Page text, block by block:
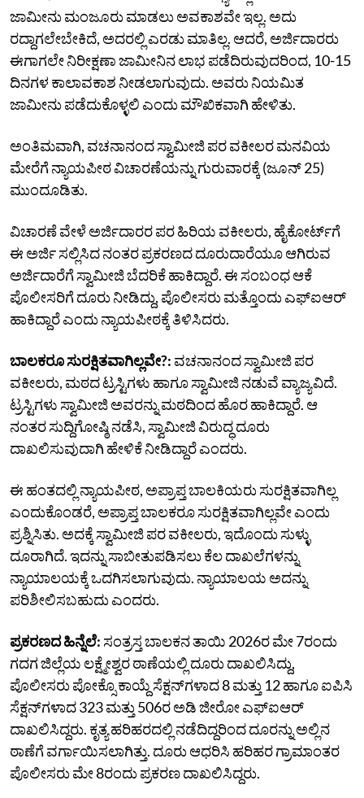
ಜಾಮೀನು ಮಂಜೂರು ಮಾಡಲು ಅವಕಾಶವೇ ಇಲ್ಲ. ಅದು
ರದ್ದಾಗಲೇಬೇಕಿದೆ, ಅದರಲ್ಲಿ ಎರಡು ಮಾತಿಲ್ಲ. ಆದರೆ, ಅರ್ಜಿದಾರರು
ಈಗಾಗಲೇ ನಿರೀಕ್ಷಣಾ ಜಾಮೀನಿನ ಲಾಭ ಪಡೆದಿರುವುದರಿಂದ, 10-15
ದಿನಗಳ ಕಾಲಾವಕಾಶ ನೀಡಲಾಗುವುದು. ಅವರು ನಿಯಮಿತ
ಜಾಮೀನು ಪಡೆದುಕೊಳ್ಳಲಿ ಎಂದು ಮೌಖಿಕವಾಗಿ ಹೇಳಿತು.
ಅಂತಿಮವಾಗಿ, ವಚನಾನಂದ ಸ್ವಾಮೀಜಿ ಪರ ವಕೀಲರ ಮನವಿಯ
ಮೇರೆಗೆ ನ್ಯಾಯಪೀಠ ವಿಚಾರಣೆಯನ್ನು ಗುರುವಾರಕ್ಕೆ (ಜೂನ್ 25)
ಮುಂದೂಡಿತು.
ವಿಚಾರಣೆ ವೇಳೆ ಅರ್ಜಿದಾರರ ಪರ ಹಿರಿಯ ವಕೀಲರು, ಹೈಕೋರ್ಟ್‌ಗೆ
ಈ ಅರ್ಜಿ ಸಲ್ಲಿಸಿದ ನಂತರ ಪ್ರಕರಣದ ದೂರುದಾರೆಯೂ ಆಗಿರುವ
ಅರ್ಜಿದಾರೆಗೆ ಸ್ವಾಮೀಜಿ ಬೆದರಿಕೆ ಹಾಕಿದ್ದಾರೆ. ಈ ಸಂಬಂಧ ಆಕೆ
ಪೊಲೀಸರಿಗೆ ದೂರು ನೀಡಿದ್ದು, ಪೊಲೀಸರು ಮತ್ತೊಂದು ಎಫ್‌ಐಆರ್
ಹಾಕಿದ್ದಾರೆ ಎಂದು ನ್ಯಾಯಪೀಠಕ್ಕೆ ತಿಳಿಸಿದರು.
ಬಾಲಕರೂ ಸುರಕ್ಷಿತವಾಗಿಲ್ಲವೇ?: ವಚನಾನಂದ ಸ್ವಾಮೀಜಿ ಪರ
ವಕೀಲರು, ಮಠದ ಟ್ರಸ್ಟಿಗಳು ಹಾಗೂ ಸ್ವಾಮೀಜಿ ನಡುವೆ ವ್ಯಾಜ್ಯವಿದೆ.
ಟ್ರಸ್ಟಿಗಳು ಸ್ವಾಮೀಜಿ ಅವರನ್ನು ಮಠದಿಂದ ಹೊರ ಹಾಕಿದ್ದಾರೆ. ಆ
ನಂತರ ಸುದ್ದಿಗೋಷ್ಠಿ ನಡೆಸಿ, ಸ್ವಾಮೀಜಿ ವಿರುದ್ಧ ದೂರು
ದಾಖಲಿಸುವುದಾಗಿ ಹೇಳಿಕೆ ನೀಡಿದ್ದಾರೆ ಎಂದರು.
ಈ ಹಂತದಲ್ಲಿ ನ್ಯಾಯಪೀಠ, ಅಪ್ರಾಪ್ತ ಬಾಲಕಿಯರು ಸುರಕ್ಷಿತವಾಗಿಲ್ಲ
ಎಂದುಕೊಂಡರೆ, ಅಪ್ರಾಪ್ತ ಬಾಲಕರೂ ಸುರಕ್ಷಿತವಾಗಿಲ್ಲವೇ ಎಂದು
ಪ್ರಶ್ನಿಸಿತು. ಅದಕ್ಕೆ ಸ್ವಾಮೀಜಿ ಪರ ವಕೀಲರು, ಇದೊಂದು ಸುಳ್ಳು
ದೂರಾಗಿದೆ. ಇದನ್ನು ಸಾಬೀತುಪಡಿಸಲು ಕೆಲ ದಾಖಲೆಗಳನ್ನು
ನ್ಯಾಯಾಲಯಕ್ಕೆ ಒದಗಿಸಲಾಗುವುದು. ನ್ಯಾಯಾಲಯ ಅದನ್ನು
ಪರಿಶೀಲಿಸಬಹುದು ಎಂದರು.
ಪ್ರಕರಣದ ಹಿನ್ನೆಲೆ: ಸಂತ್ರಸ್ತ ಬಾಲಕನ ತಾಯಿ 2026ರ ಮೇ 7ರಂದು
ಗದಗ ಜಿಲ್ಲೆಯ ಲಕ್ಷ್ಮೇಶ್ವರ ಠಾಣೆಯಲ್ಲಿ ದೂರು ದಾಖಲಿಸಿದ್ದು,
ಪೊಲೀಸರು ಪೋಕ್ಸೊ ಕಾಯ್ದೆ ಸೆಕ್ಷನ್‌ಗಳಾದ 8 ಮತ್ತು 12 ಹಾಗೂ ಐಪಿಸಿ
ಸೆಕ್ಷನ್‌ಗಳಾದ 323 ಮತ್ತು 506ರ ಅಡಿ ಜೀರೋ ಎಫ್‌ಐಆರ್‌
ದಾಖಲಿಸಿದ್ದರು. ಕೃತ್ಯ ಹರಿಹರದಲ್ಲಿ ನಡೆದಿದ್ದರಿಂದ ದೂರನ್ನು ಅಲ್ಲಿನ
ಠಾಣೆಗೆ ವರ್ಗಾಯಿಸಲಾಗಿತ್ತು. ದೂರು ಆಧರಿಸಿ ಹರಿಹರ ಗ್ರಾಮಾಂತರ
ಪೊಲೀಸರು ಮೇ 8ರಂದು ಪ್ರಕರಣ ದಾಖಲಿಸಿದ್ದರು.